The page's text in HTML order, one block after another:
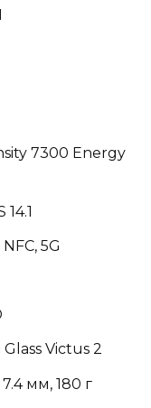
7300 Energy
5G
Victus 2
мм, 180 г